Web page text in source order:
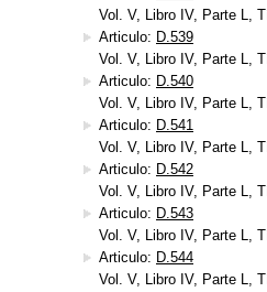
Vol. V, Libro IV, Parte L,
Articulo: D.539
Vol. V, Libro IV, Parte L,
Articulo: D.540
Vol. V, Libro IV, Parte L,
Articulo: D.541
Vol. V, Libro IV, Parte L,
Articulo: D.542
Vol. V, Libro IV, Parte L,
Articulo: D.543
Vol. V, Libro IV, Parte L,
Articulo: D.544
Vol. V, Libro IV, Parte L,